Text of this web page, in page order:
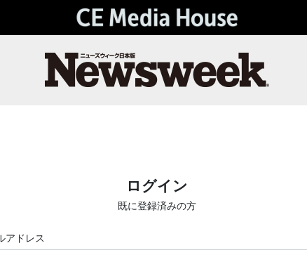
ログイン
既に登録済みの方
アドレス